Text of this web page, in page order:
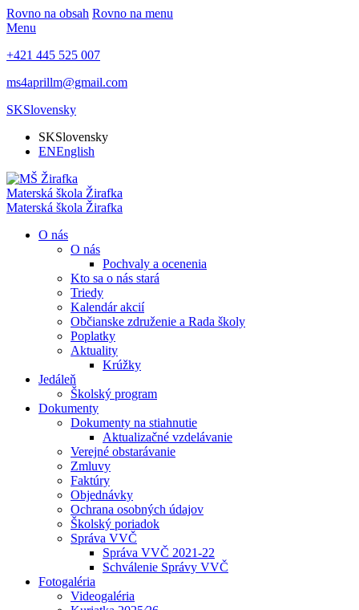
Rovno na obsah Rovno na menu
Menu
+421 445 525 007
ms4aprillm@gmail.com
SKSlovensky
SKSlovensky
ENEnglish
Materská škola Žirafka
Materská škola Žirafka
O nás
O nás
Pochvaly a ocenenia
Kto sa o nás stará
Triedy
Kalendár akcií
Občianske združenie a Rada školy
Poplatky
Aktuality
Krúžky
Jedáleň
Školský program
Dokumenty
Dokumenty na stiahnutie
Aktualizačné vzdelávanie
Verejné obstarávanie
Zmluvy
Faktúry
Objednávky
Ochrana osobných údajov
Školský poriadok
Správa VVČ
Správa VVČ 2021-22
Schválenie Správy VVČ
Fotogaléria
Videogaléria